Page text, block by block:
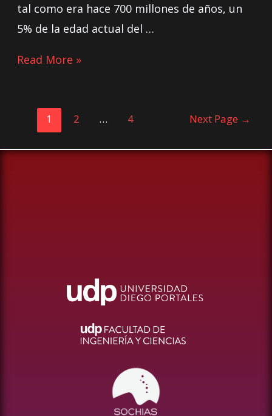
tal como era hace 700 millones de años, un
5% de la edad actual del …
Read More »
1 2 … 4 Next Page →